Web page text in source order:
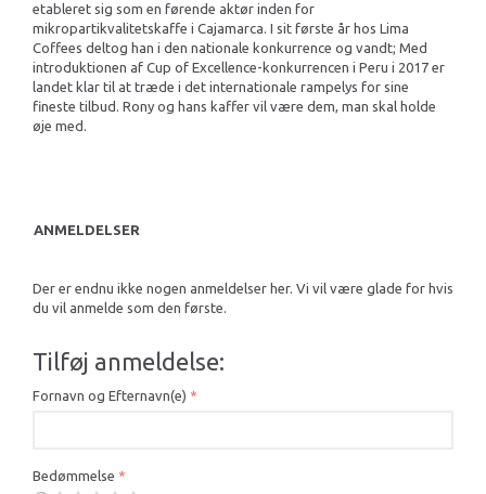
etableret sig som en førende aktør inden for
mikropartikvalitetskaffe i Cajamarca. I sit første år hos Lima
Coffees deltog han i den nationale konkurrence og vandt; Med
introduktionen af ​​Cup of Excellence-konkurrencen i Peru i 2017 er
landet klar til at træde i det internationale rampelys for sine
fineste tilbud. Rony og hans kaffer vil være dem, man skal holde
øje med.
ANMELDELSER
Der er endnu ikke nogen anmeldelser her. Vi vil være glade for hvis
du vil anmelde som den første.
Tilføj anmeldelse:
Fornavn og Efternavn(e)
Bedømmelse